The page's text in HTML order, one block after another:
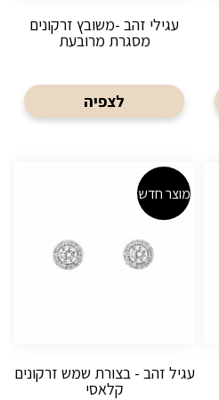
עגילי זהב -משובץ זרקונים
מסגרת מרובעת
לצפיה
מוצר חדש
עגיל זהב - בצורת שמש זרקונים
קלאסי